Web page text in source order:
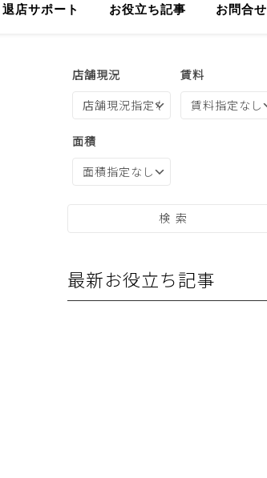
退店サポート お役立ち記事 お問合せ
店舗現況 賃料
面積
最新お役立ち記事